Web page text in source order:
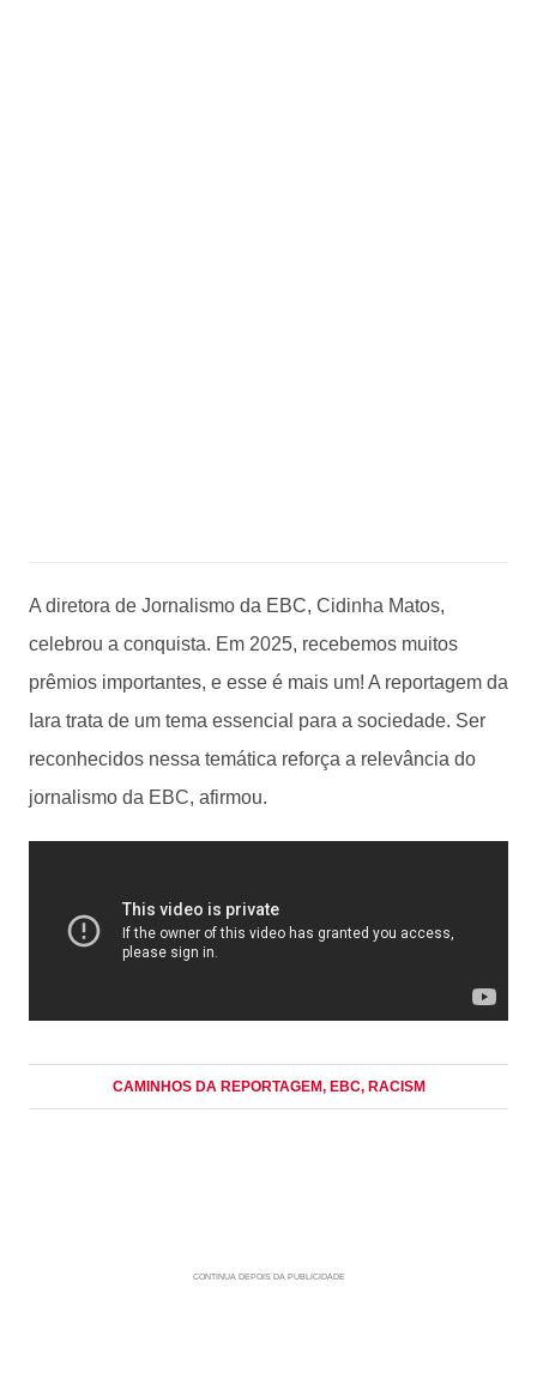
A diretora de Jornalismo da EBC, Cidinha Matos,
celebrou a conquista. Em 2025, recebemos muitos
prêmios importantes, e esse é mais um! A reportagem da
Iara trata de um tema essencial para a sociedade. Ser
reconhecidos nessa temática reforça a relevância do
jornalismo da EBC, afirmou.
CAMINHOS DA REPORTAGEM, EBC, RACISM